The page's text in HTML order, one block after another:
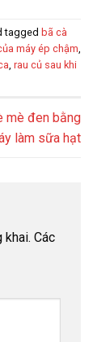
tagged bã cà
máy ép chậm,
, rau củ sau khi
mè đen bằng
làm sữa hạt
khai. Các